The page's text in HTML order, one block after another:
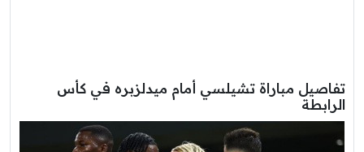
تفاصيل مباراة تشيلسي أمام ميدلزبره في كأس
الرابطة